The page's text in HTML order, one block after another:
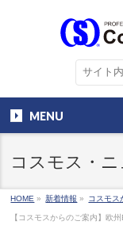
MENU
コスモス・ニ
HOME » 新着情報 » コスモス
【コスモスからのご案内】欧